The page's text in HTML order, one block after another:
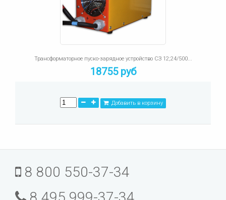
Трансформаторное пуско-зарядное устройство СЗ 12;24/500...
18755 руб
Добавить в корзину
8 800 550-37-34